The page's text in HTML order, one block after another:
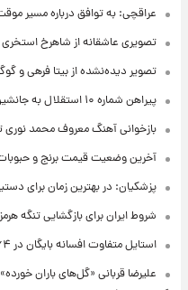
عراقچی: به توافق درباره مسیر
تصویری عاشقانه از شاهرخ
تصویر دیده‌نشده از بیتا فرهی
پیراهن شماره ۱۰ استقلال به جانشین رامین رضاییان رسید + عکس
بازخوانی آهنگ معروف محمد
آخرین وضعیت قیمت برنج و
پزشکیان: در بهترین زمان برای
شروط ایران برای بازگشایی تنگه
استایل متفاوت افسانه بایگان در ۶۴ سالگی + عکس
علیرضا قربانی «گل‌های باران